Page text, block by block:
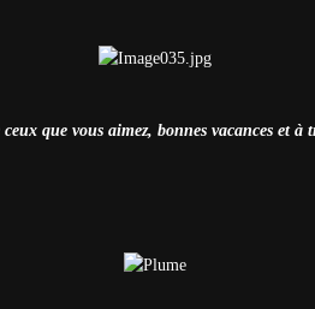
que vous aimez, bonnes vacances et